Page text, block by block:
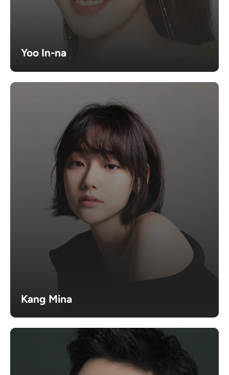
Yoo In-na
Kang Mina